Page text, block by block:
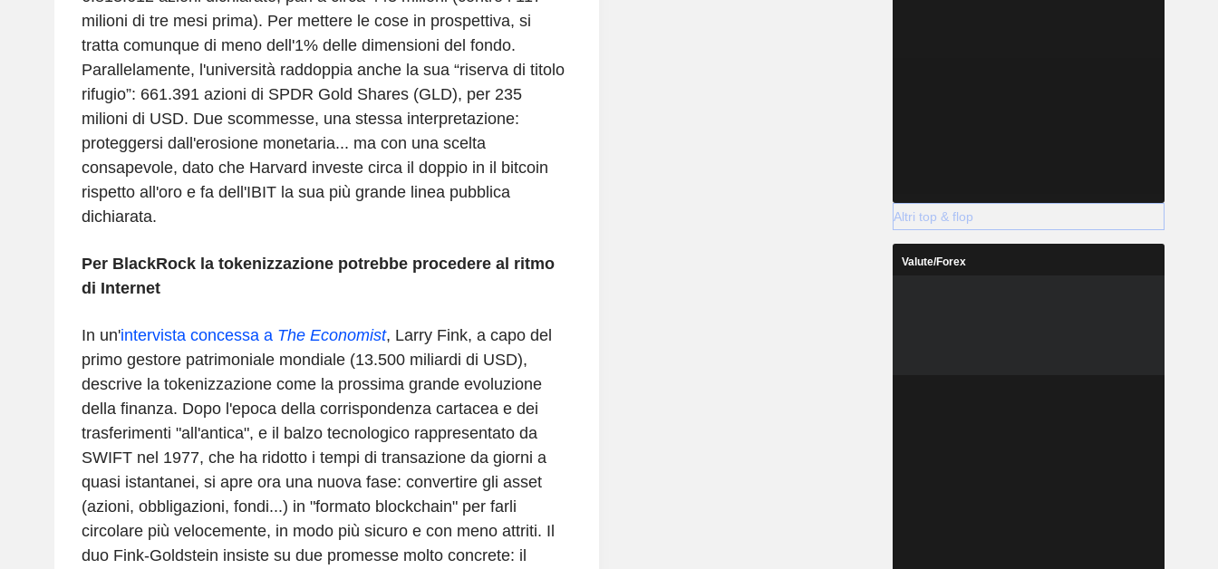
milioni di tre mesi prima). Per mettere le cose in prospettiva, si
tratta comunque di meno dell'1% delle dimensioni del fondo.
Parallelamente, l'università raddoppia anche la sua “riserva di titolo
rifugio”: 661.391 azioni di SPDR Gold Shares (GLD), per 235
milioni di USD. Due scommesse, una stessa interpretazione:
proteggersi dall'erosione monetaria... ma con una scelta
consapevole, dato che Harvard investe circa il doppio in il bitcoin
rispetto all'oro e fa dell'IBIT la sua più grande linea pubblica
dichiarata.
Per BlackRock la tokenizzazione potrebbe procedere al ritmo
di Internet
In un'intervista concessa a The Economist, Larry Fink, a capo del
primo gestore patrimoniale mondiale (13.500 miliardi di USD),
descrive la tokenizzazione come la prossima grande evoluzione
della finanza. Dopo l'epoca della corrispondenza cartacea e dei
trasferimenti "all'antica", e il balzo tecnologico rappresentato da
SWIFT nel 1977, che ha ridotto i tempi di transazione da giorni a
quasi istantanei, si apre ora una nuova fase: convertire gli asset
(azioni, obbligazioni, fondi...) in "formato blockchain" per farli
circolare più velocemente, in modo più sicuro e con meno attriti. Il
duo Fink-Goldstein insiste su due promesse molto concrete: il
Altri top & flop
Valute/Forex